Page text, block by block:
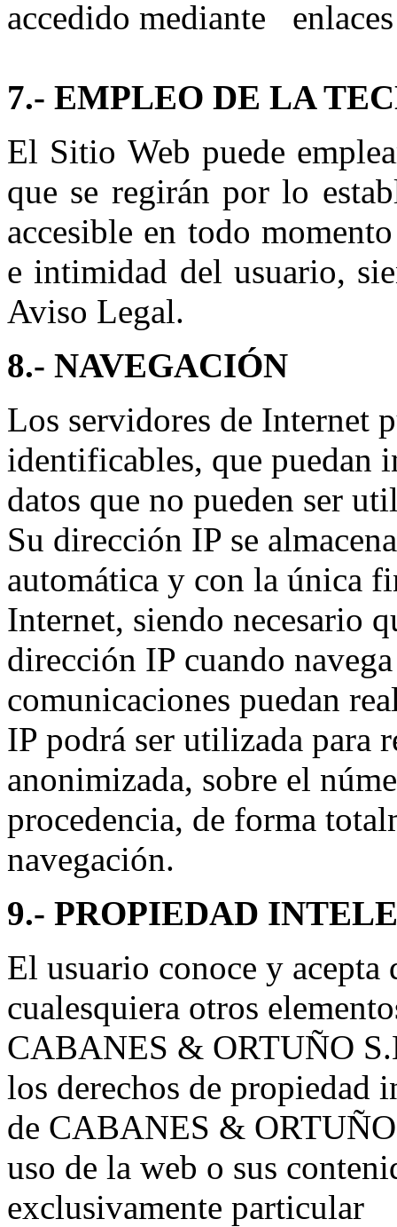
accedido mediante
7.- EMPLEO DE LA
El Sitio Web puede
que se regirán por lo
accesible en todo
e intimidad del usuario,
Aviso Legal.
8.- NAVEGACIÓN
Los servidores de Internet
identificables, que puedan
datos que no pueden ser
Su dirección IP se
automática y con la única
Internet, siendo necesario
dirección IP cuando
comunicaciones puedan
IP podrá ser utilizada para
anonimizada, sobre el
procedencia, de forma
navegación.
9.- PROPIEDAD
El usuario conoce y
cualesquiera otros
CABANES & ORTUÑO
los derechos de propiedad
de CABANES &
uso de la web o sus
exclusivamente particular